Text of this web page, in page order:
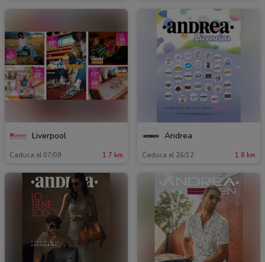
Liverpool
Caduca el 07/09 1.7 km
Andrea
Caduca el 26/12 1.8 km